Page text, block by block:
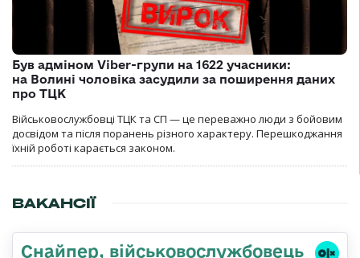
Був адміном Viber-групи на 1622 учасники:
на Волині чоловіка засудили за поширення даних
про ТЦК
Військовослужбовці ТЦК та СП — це переважно люди з бойовим
досвідом та після поранень різного характеру. Перешкоджання
їхній роботі карається законом.
ВАКАНСІЇ
Снайпер, військовослужбовець